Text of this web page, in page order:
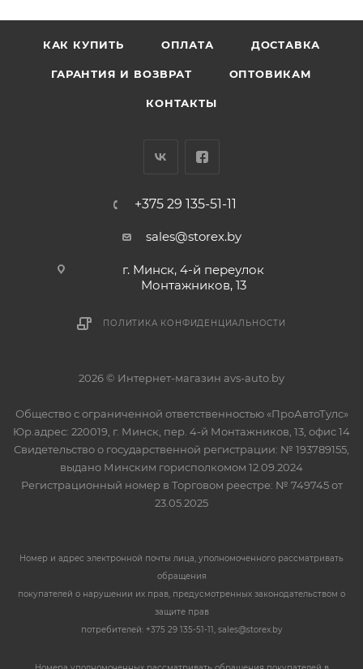
КАК КУПИТЬ ОПЛАТА ДОСТАВКА
ГАРАНТИЯ И ВОЗВРАТ ОПТОВИКАМ
КОНТАКТЫ
+375 29 135-51-11
sales@storex.by
г. Минск, 4-й переулок
Монтажников, 13
ПОЛИТИКА КОНФИДЕНЦИАЛЬНОСТИ
2026 © Интернет-магазин avs-auto.by
Общество с ограниченной ответственностью «ПроАвтоТулс»
Юр.адрес: 220019, г. Минск, пер. 4-й Монтажников, 13, офис 14
Свидетельство о государственной регистрации: № 193789155,
выдано Минским горисполкомом 12.09.2024
Регистрационный номер в Торговом реестре: № 749745 от
23.05.2025
Номер и адрес электронной почты лица, уполномоченного рассматривать
обращения
покупателей о нарушении их прав, предусмотренных законодательством о
защите прав
потребителей: +375 29 135-51-11, sales@storex.by